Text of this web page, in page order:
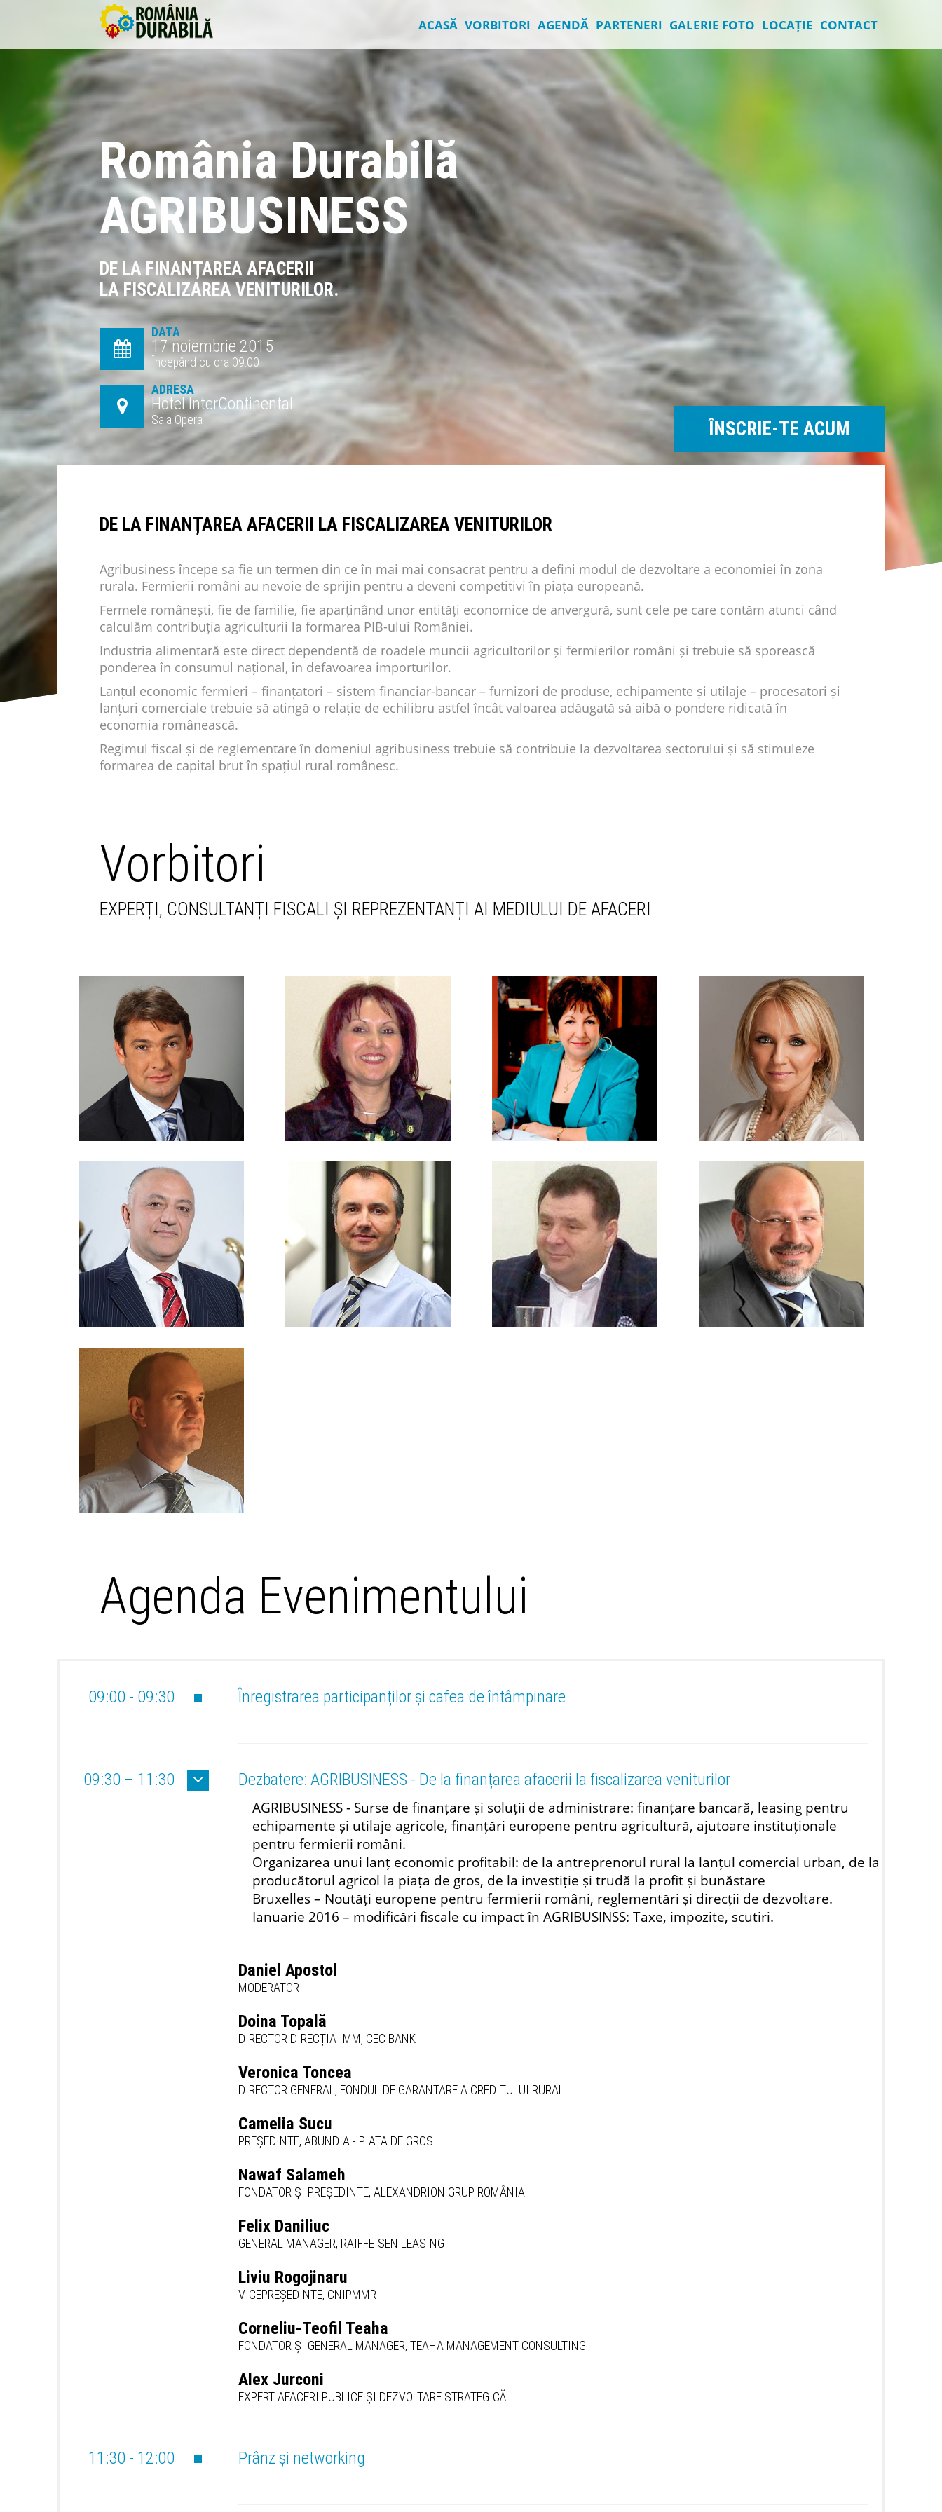
CONTACT
LOCAȚIE
GALERIE FOTO
PARTENERI
AGENDĂ
VORBITORI
ACASĂ
România Durabilă
AGRIBUSINESS
DE LA FINANȚAREA AFACERII
LA FISCALIZAREA VENITURILOR.
DATA
17 noiembrie 2015
Începând cu ora 09:00
ADRESA
Hotel InterContinental
Sala Opera ÎNSCRIE-TE ACUM
DE LA FINANȚAREA AFACERII LA FISCALIZAREA VENITURILOR
Agribusiness începe sa fie un termen din ce în mai mai consacrat pentru a defini modul de dezvoltare a economiei în zona
rurala. Fermierii români au nevoie de sprijin pentru a deveni competitivi în piața europeană.
Fermele românești, fie de familie, fie aparținând unor entități economice de anvergură, sunt cele pe care contăm atunci când
calculăm contribuția agriculturii la formarea PIB-ului României.
Industria alimentară este direct dependentă de roadele muncii agricultorilor și fermierilor români și trebuie să sporească
ponderea în consumul național, în defavoarea importurilor.
Lanțul economic fermieri – finanțatori – sistem financiar-bancar – furnizori de produse, echipamente și utilaje – procesatori și
lanțuri comerciale trebuie să atingă o relație de echilibru astfel încât valoarea adăugată să aibă o pondere ridicată în
economia românească.
Regimul fiscal și de reglementare în domeniul agribusiness trebuie să contribuie la dezvoltarea sectorului și să stimuleze
formarea de capital brut în spațiul rural românesc.
Vorbitori
EXPERȚI, CONSULTANȚI FISCALI ȘI REPREZENTANȚI AI MEDIULUI DE AFACERI
Agenda Evenimentului
09:00 - 09:30 Înregistrarea participanților și cafea de întâmpinare
09:30 – 11:30 Dezbatere: AGRIBUSINESS - De la finanțarea afacerii la fiscalizarea veniturilor
AGRIBUSINESS - Surse de finanțare și soluții de administrare: finanțare bancară, leasing pentru
echipamente și utilaje agricole, finanțări europene pentru agricultură, ajutoare instituționale
pentru fermierii români.
Organizarea unui lanț economic profitabil: de la antreprenorul rural la lanțul comercial urban, de la
producătorul agricol la piața de gros, de la investiție și trudă la profit și bunăstare
Bruxelles – Noutăți europene pentru fermierii români, reglementări și direcții de dezvoltare.
Ianuarie 2016 – modificări fiscale cu impact în AGRIBUSINSS: Taxe, impozite, scutiri.
Daniel Apostol
MODERATOR
Doina Topală
DIRECTOR DIRECȚIA IMM, CEC BANK
Veronica Toncea
DIRECTOR GENERAL, FONDUL DE GARANTARE A CREDITULUI RURAL
Camelia Sucu
PREȘEDINTE, ABUNDIA - PIAȚA DE GROS
Nawaf Salameh
FONDATOR ȘI PREȘEDINTE, ALEXANDRION GRUP ROMÂNIA
Felix Daniliuc
GENERAL MANAGER, RAIFFEISEN LEASING
Liviu Rogojinaru
VICEPREȘEDINTE, CNIPMMR
Corneliu-Teofil Teaha
FONDATOR ȘI GENERAL MANAGER, TEAHA MANAGEMENT CONSULTING
Alex Jurconi
EXPERT AFACERI PUBLICE ȘI DEZVOLTARE STRATEGICĂ
11:30 - 12:00 Prânz și networking